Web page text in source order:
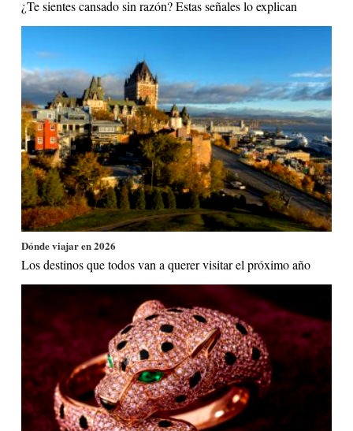
¿Te sientes cansado sin razón? Estas señales lo explican
Dónde viajar en 2026
Los destinos que todos van a querer visitar el próximo año